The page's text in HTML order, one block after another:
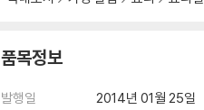
섯 / 콩버섯
품목정보
발행일 2014년 01월 25일